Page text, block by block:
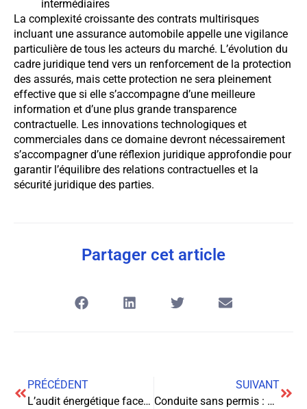
intermédiaires
La complexité croissante des contrats multirisques
incluant une assurance automobile appelle une vigilance
particulière de tous les acteurs du marché. L’évolution du
cadre juridique tend vers un renforcement de la protection
des assurés, mais cette protection ne sera pleinement
effective que si elle s’accompagne d’une meilleure
information et d’une plus grande transparence
contractuelle. Les innovations technologiques et
commerciales dans ce domaine devront nécessairement
s’accompagner d’une réflexion juridique approfondie pour
garantir l’équilibre des relations contractuelles et la
sécurité juridique des parties.
Partager cet article
PRÉCÉDENT
L’audit énergétique face aux exigences des normes environnementales locales : enjeux et perspectives
SUIVANT
Conduite sans permis : approche pénale et administrative